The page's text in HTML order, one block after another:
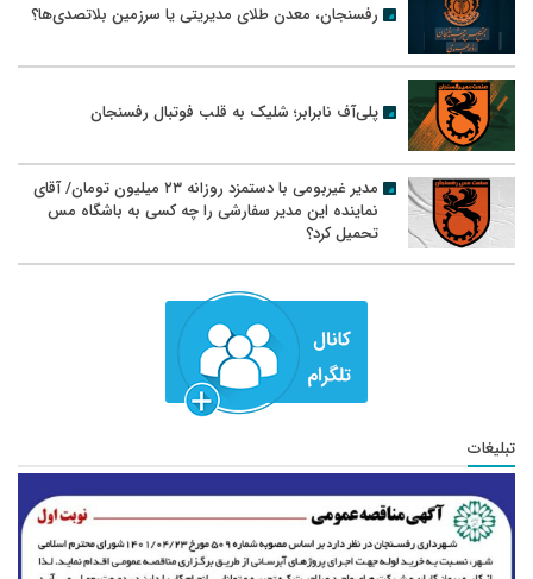
رفسنجان، معدن طلای مدیریتی یا سرزمین بلاتصدی‌ها؟
پلی‌آف نابرابر؛ شلیک به قلب فوتبال رفسنجان
مدیر غیربومی با دستمزد روزانه ۲۳ میلیون تومان/ آقای
نماینده این مدیر سفارشی را چه کسی به باشگاه مس
تحمیل کرد؟
تبلیغات